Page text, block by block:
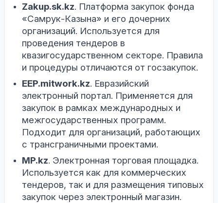
Zakup.sk.kz. Платформа закупок фонда
«Самрук-Казына» и его дочерних
организаций. Используется для
проведения тендеров в
квазигосударственном секторе. Правила
и процедуры отличаются от госзакупок.
EEP.mitwork.kz. Евразийский
электронный портал. Применяется для
закупок в рамках международных и
межгосударственных программ.
Подходит для организаций, работающих
с трансграничными проектами.
MP.kz. Электронная торговая площадка.
Используется как для коммерческих
тендеров, так и для размещения типовых
закупок через электронный магазин.